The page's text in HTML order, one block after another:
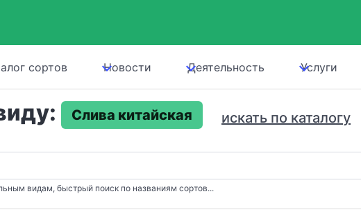
сортов Новости Деятельность Услуги
Слива китайская искать по каталогу
видам, быстрый поиск по названиям сортов...